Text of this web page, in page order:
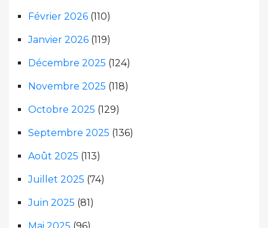
Février 2026 (110)
Janvier 2026 (119)
Décembre 2025 (124)
Novembre 2025 (118)
Octobre 2025 (129)
Septembre 2025 (136)
Août 2025 (113)
Juillet 2025 (74)
Juin 2025 (81)